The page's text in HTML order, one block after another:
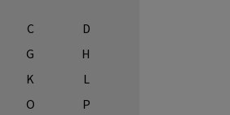
C
D
G
H
K
L
O
P